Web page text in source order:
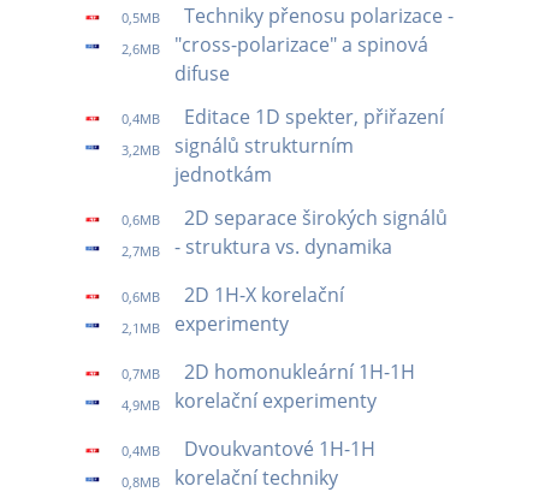
0,5MB
2,6MB
Techniky přenosu polarizace -
"cross-polarizace" a spinová
difuse
0,4MB
3,2MB
Editace 1D spekter, přiřazení
signálů strukturním
jednotkám
0,6MB
2,7MB
2D separace širokých signálů
- struktura vs. dynamika
0,6MB
2,1MB
2D 1H-X korelační
experimenty
0,7MB
4,9MB
2D homonukleární 1H-1H
korelační experimenty
0,4MB
0,8MB
Dvoukvantové 1H-1H
korelační techniky